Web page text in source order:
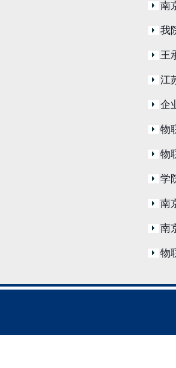
南
我
王
江
企
物
物
学
南
南
物